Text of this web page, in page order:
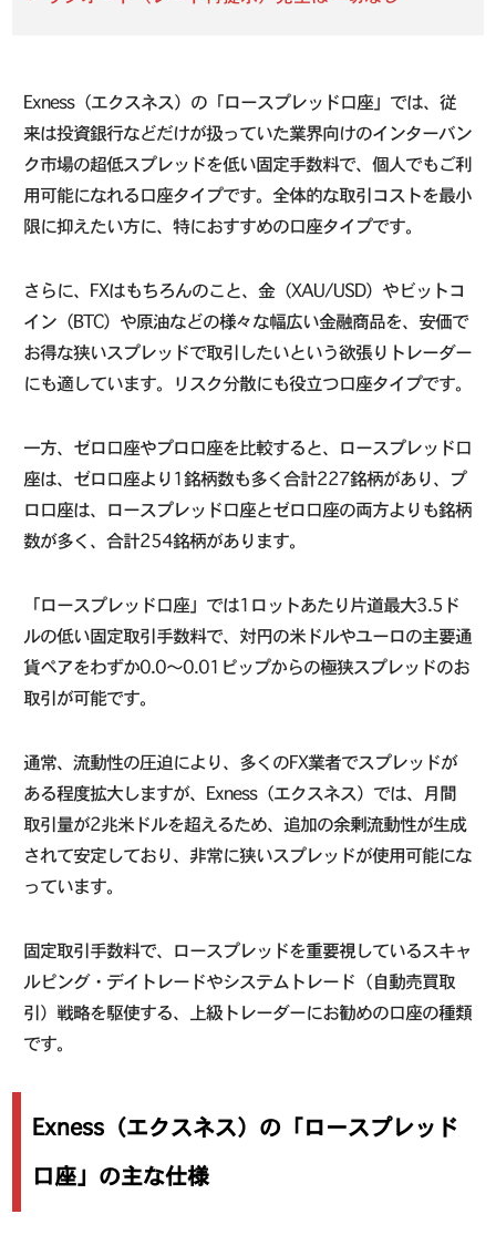
Exness（エクスネス）の「ロースプレッド口座」では、従
来は投資銀行などだけが扱っていた業界向けのインターバン
ク市場の超低スプレッドを低い固定手数料で、個人でもご利
用可能になれる口座タイプです。全体的な取引コストを最小
限に抑えたい方に、特におすすめの口座タイプです。
さらに、FXはもちろんのこと、金（XAU/USD）やビットコ
イン（BTC）や原油などの様々な幅広い金融商品を、安価で
お得な狭いスプレッドで取引したいという欲張りトレーダー
にも適しています。リスク分散にも役立つ口座タイプです。
一方、ゼロ口座やプロ口座を比較すると、ロースプレッド口
座は、ゼロ口座より1銘柄数も多く合計227銘柄があり、プ
ロ口座は、ロースプレッド口座とゼロ口座の両方よりも銘柄
数が多く、合計254銘柄があります。
「ロースプレッド口座」では1ロットあたり片道最大3.5ド
ルの低い固定取引手数料で、対円の米ドルやユーロの主要通
貨ペアをわずか0.0〜0.01ピップからの極狭スプレッドのお
取引が可能です。
通常、流動性の圧迫により、多くのFX業者でスプレッドが
ある程度拡大しますが、Exness（エクスネス）では、月間
取引量が2兆米ドルを超えるため、追加の余剰流動性が生成
されて安定しており、非常に狭いスプレッドが使用可能にな
っています。
固定取引手数料で、ロースプレッドを重要視しているスキャ
ルピング・デイトレードやシステムトレード（自動売買取
引）戦略を駆使する、上級トレーダーにお勧めの口座の種類
です。
Exness（エクスネス）の「ロースプレッド
口座」の主な仕様